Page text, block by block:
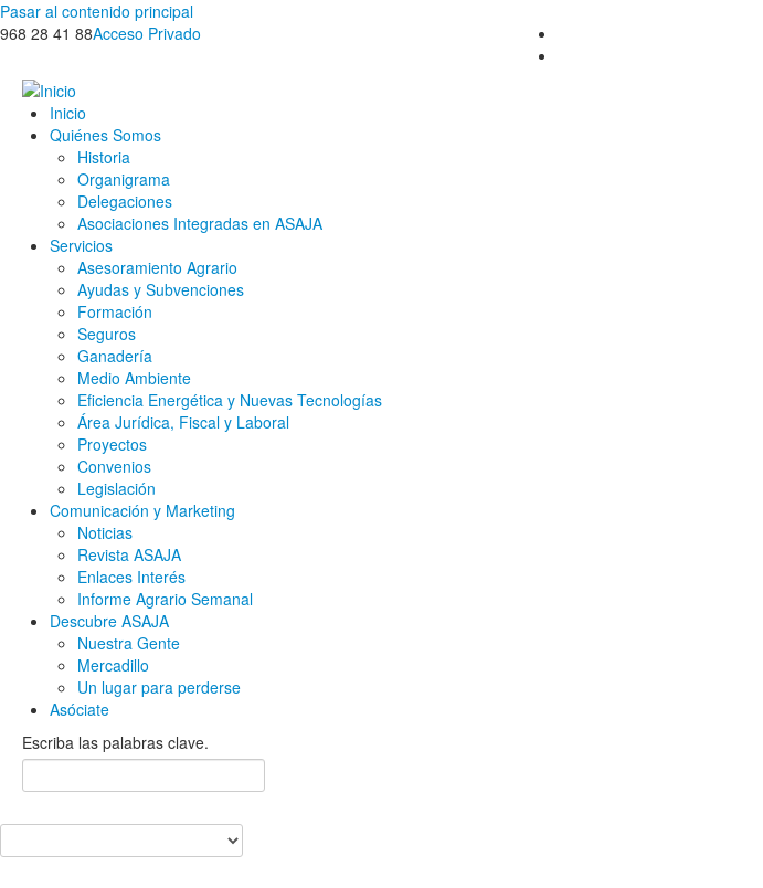
Pasar al contenido principal
968 28 41 88Acceso Privado
Inicio
Quiénes Somos
Historia
Organigrama
Delegaciones
Asociaciones Integradas en ASAJA
Servicios
Asesoramiento Agrario
Ayudas y Subvenciones
Formación
Seguros
Ganadería
Medio Ambiente
Eficiencia Energética y Nuevas Tecnologías
Área Jurídica, Fiscal y Laboral
Proyectos
Convenios
Legislación
Comunicación y Marketing
Noticias
Revista ASAJA
Enlaces Interés
Informe Agrario Semanal
Descubre ASAJA
Nuestra Gente
Mercadillo
Un lugar para perderse
Asóciate
Escriba las palabras clave.